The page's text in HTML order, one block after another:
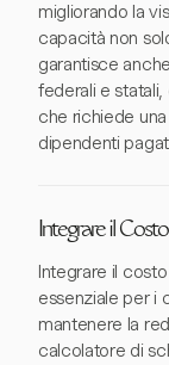
migliorando la
capacità non
garantisce
federali e statali,
che richiede
dipendenti
Integrare il
Integrare il
essenziale per i
mantenere la
calcolatore di